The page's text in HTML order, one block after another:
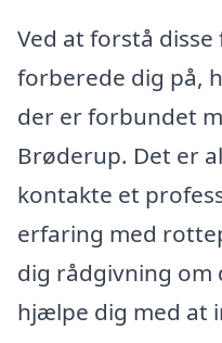
Ved at forstå
forberede dig på,
der er forbundet
Brøderup. Det er
kontakte et
erfaring med
dig rådgivning om
hjælpe dig med at